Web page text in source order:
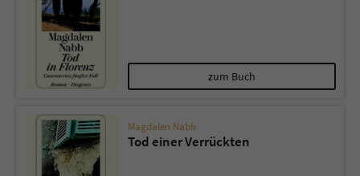
zum Buch
Magdalen Nabb
Tod einer Verrückten